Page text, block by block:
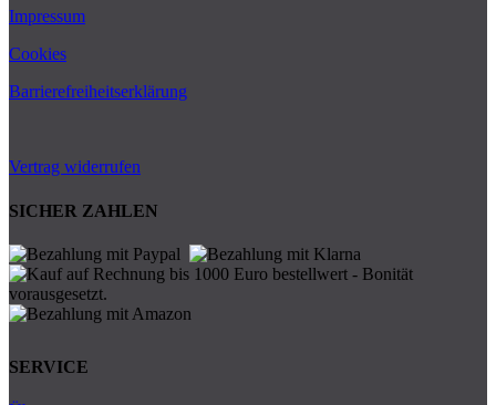
Impressum
Cookies
Barrierefreiheitserklärung
Vertrag widerrufen
SICHER ZAHLEN
SERVICE